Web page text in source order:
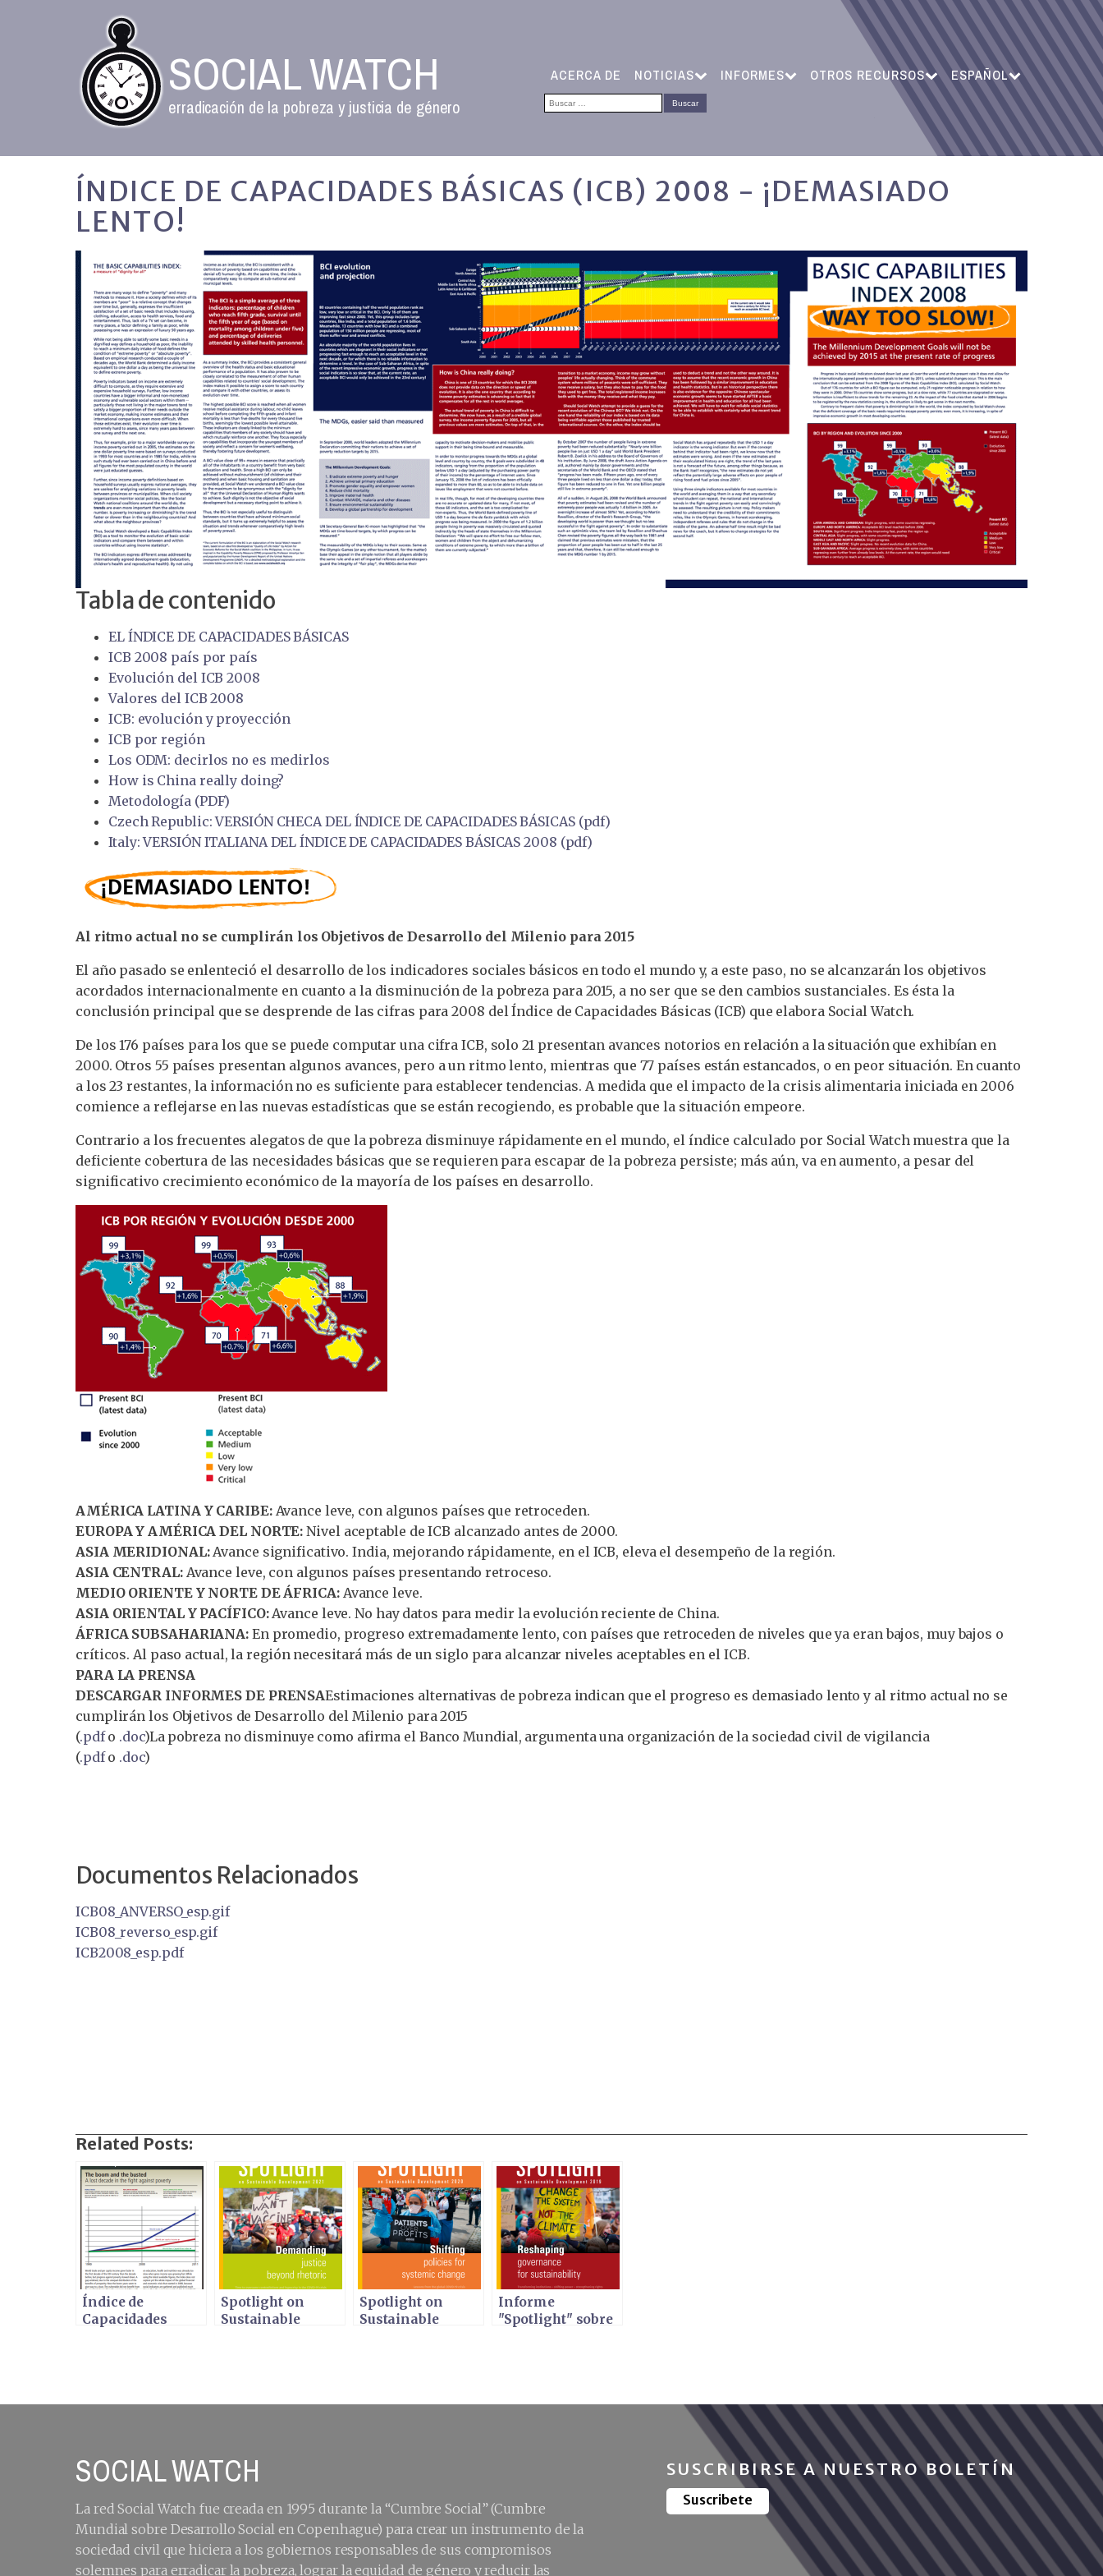
SOCIAL WATCH
erradicación de la pobreza y justicia de género
ACERCA DE NOTICIAS INFORMES OTROS RECURSOS ESPAÑOL
Buscar:
ÍNDICE DE CAPACIDADES BÁSICAS (ICB) 2008 - ¡DEMASIADO
LENTO!
Tabla de contenido
EL ÍNDICE DE CAPACIDADES BÁSICAS
ICB 2008 país por país
Evolución del ICB 2008
Valores del ICB 2008
ICB: evolución y proyección
ICB por región
Los ODM: decirlos no es medirlos
How is China really doing?
Metodología (PDF)
Czech Republic: VERSIÓN CHECA DEL ÍNDICE DE CAPACIDADES BÁSICAS (pdf)
Italy: VERSIÓN ITALIANA DEL ÍNDICE DE CAPACIDADES BÁSICAS 2008 (pdf)
Al ritmo actual no se cumplirán los Objetivos de Desarrollo del Milenio para 2015
El año pasado se enlenteció el desarrollo de los indicadores sociales básicos en todo el mundo y, a este paso, no se alcanzarán los objetivos
acordados internacionalmente en cuanto a la disminución de la pobreza para 2015, a no ser que se den cambios sustanciales. Es ésta la
conclusión principal que se desprende de las cifras para 2008 del Índice de Capacidades Básicas (ICB) que elabora Social Watch.
De los 176 países para los que se puede computar una cifra ICB, solo 21 presentan avances notorios en relación a la situación que exhibían en
2000. Otros 55 países presentan algunos avances, pero a un ritmo lento, mientras que 77 países están estancados, o en peor situación. En cuanto
a los 23 restantes, la información no es suficiente para establecer tendencias. A medida que el impacto de la crisis alimentaria iniciada en 2006
comience a reflejarse en las nuevas estadísticas que se están recogiendo, es probable que la situación empeore.
Contrario a los frecuentes alegatos de que la pobreza disminuye rápidamente en el mundo, el índice calculado por Social Watch muestra que la
deficiente cobertura de las necesidades básicas que se requieren para escapar de la pobreza persiste; más aún, va en aumento, a pesar del
significativo crecimiento económico de la mayoría de los países en desarrollo.
AMÉRICA LATINA Y CARIBE:Avance leve, con algunos países que retroceden.
EUROPA Y AMÉRICA DEL NORTE: Nivel aceptable de ICB alcanzado antes de 2000.
ASIA MERIDIONAL:Avance significativo. India, mejorando rápidamente, en el ICB, eleva el desempeño de la región.
ASIA CENTRAL:Avance leve, con algunos países presentando retroceso.
MEDIO ORIENTE Y NORTE DE ÁFRICA:Avance leve.
ASIA ORIENTAL Y PACÍFICO:Avance leve. No hay datos para medir la evolución reciente de China.
ÁFRICA SUBSAHARIANA: En promedio, progreso extremadamente lento, con países que retroceden de niveles que ya eran bajos, muy bajos o
críticos. Al paso actual, la región necesitará más de un siglo para alcanzar niveles aceptables en el ICB.
PARA LA PRENSA
DESCARGAR INFORMES DE PRENSAEstimaciones alternativas de pobreza indican que el progreso es demasiado lento y al ritmo actual no se
cumplirán los Objetivos de Desarrollo del Milenio para 2015
(.pdfo .doc)La pobreza no disminuye como afirma el Banco Mundial, argumenta una organización de la sociedad civil de vigilancia
(.pdfo .doc)
Documentos Relacionados
ICB08_ANVERSO_esp.gif
ICB08_reverso_esp.gif
ICB2008_esp.pdf
Related Posts:
Índice de
Capacidades
Spotlight on
Sustainable
Spotlight on
Sustainable
Informe
"Spotlight" sobre
SOCIAL WATCH
La red Social Watch fue creada en 1995 durante la “Cumbre Social” (Cumbre
Mundial sobre Desarrollo Social en Copenhague) para crear un instrumento de la
sociedad civil que hiciera a los gobiernos responsables de sus compromisos
solemnes para erradicar la pobreza, lograr la equidad de género y reducir las
SUSCRIBIRSE A NUESTRO BOLETÍN
Suscribete